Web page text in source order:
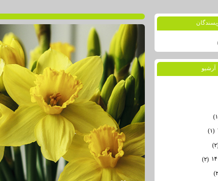
آرشيو
(۱)
(۲)